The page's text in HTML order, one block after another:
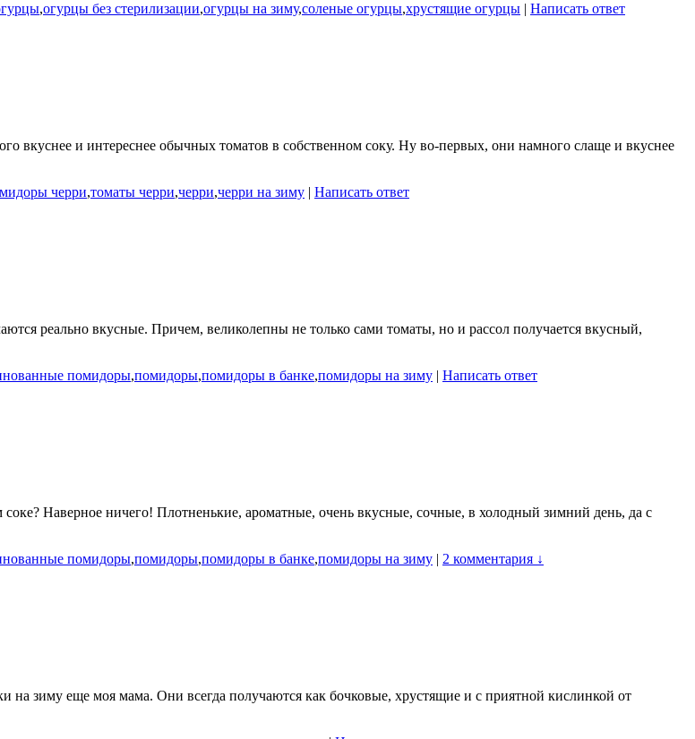
,огурцы без стерилизации,огурцы на зиму,соленые огурцы,хрустящие огурцы | Написать ответ
и интереснее обычных томатов в собственном соку. Ну во-первых, они намного слаще и вкуснее
черри,томаты черри,черри,черри на зиму | Написать ответ
реально вкусные. Причем, великолепны не только сами томаты, но и рассол получается вкусный,
помидоры,помидоры,помидоры в банке,помидоры на зиму | Написать ответ
Наверное ничего! Плотненькие, ароматные, очень вкусные, сочные, в холодный зимний день, да с
помидоры,помидоры,помидоры в банке,помидоры на зиму | 2 комментария ↓
на зиму еще моя мама. Они всегда получаются как бочковые, хрустящие и с приятной кислинкой от